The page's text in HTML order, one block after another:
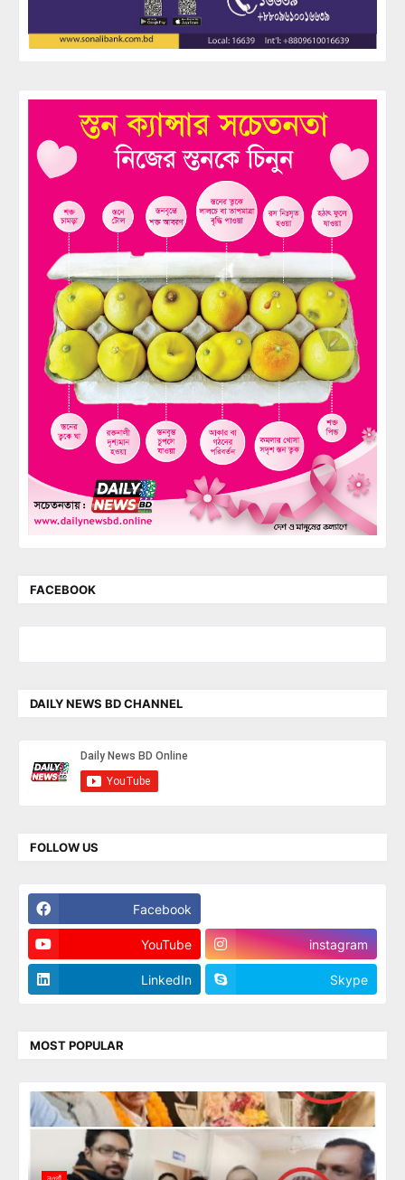
FACEBOOK
DAILY NEWS BD CHANNEL
FOLLOW US
Facebook
YouTube instagram
LinkedIn Skype
MOST POPULAR